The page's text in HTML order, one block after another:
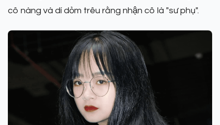
cô nàng và dí dỏm trêu rằng nhận cô là "sư phụ".